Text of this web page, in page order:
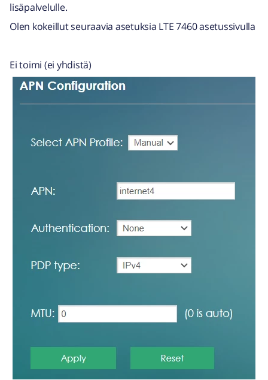
lisäpalvelulle.
Olen kokeillut seuraavia asetuksia LTE 7460 asetussivulla
Ei toimi (ei yhdistä)